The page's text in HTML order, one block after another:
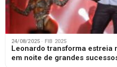
24/08/2025 · FIB 2025
Leonardo transforma estreia
em noite de grandes